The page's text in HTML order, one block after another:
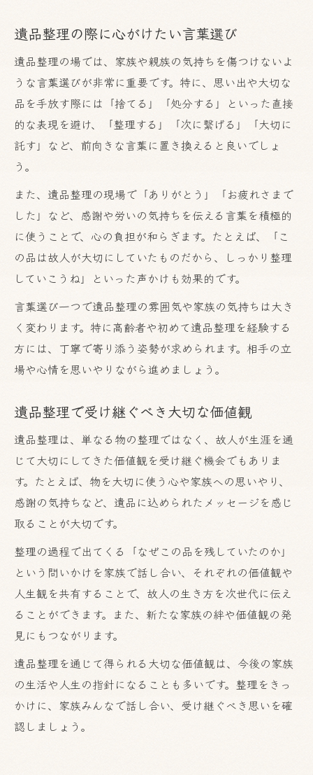
遺品整理の際に心がけたい言葉選び
遺品整理の場では、家族や親族の気持ちを傷つけないよ
うな言葉選びが非常に重要です。特に、思い出や大切な
品を手放す際には「捨てる」「処分する」といった直接
的な表現を避け、「整理する」「次に繋げる」「大切に
託す」など、前向きな言葉に置き換えると良いでしょ
う。
また、遺品整理の現場で「ありがとう」「お疲れさまで
した」など、感謝や労いの気持ちを伝える言葉を積極的
に使うことで、心の負担が和らぎます。たとえば、「こ
の品は故人が大切にしていたものだから、しっかり整理
していこうね」といった声かけも効果的です。
言葉選び一つで遺品整理の雰囲気や家族の気持ちは大き
く変わります。特に高齢者や初めて遺品整理を経験する
方には、丁寧で寄り添う姿勢が求められます。相手の立
場や心情を思いやりながら進めましょう。
遺品整理で受け継ぐべき大切な価値観
遺品整理は、単なる物の整理ではなく、故人が生涯を通
じて大切にしてきた価値観を受け継ぐ機会でもありま
す。たとえば、物を大切に使う心や家族への思いやり、
感謝の気持ちなど、遺品に込められたメッセージを感じ
取ることが大切です。
整理の過程で出てくる「なぜこの品を残していたのか」
という問いかけを家族で話し合い、それぞれの価値観や
人生観を共有することで、故人の生き方を次世代に伝え
ることができます。また、新たな家族の絆や価値観の発
見にもつながります。
遺品整理を通じて得られる大切な価値観は、今後の家族
の生活や人生の指針になることも多いです。整理をきっ
かけに、家族みんなで話し合い、受け継ぐべき思いを確
認しましょう。